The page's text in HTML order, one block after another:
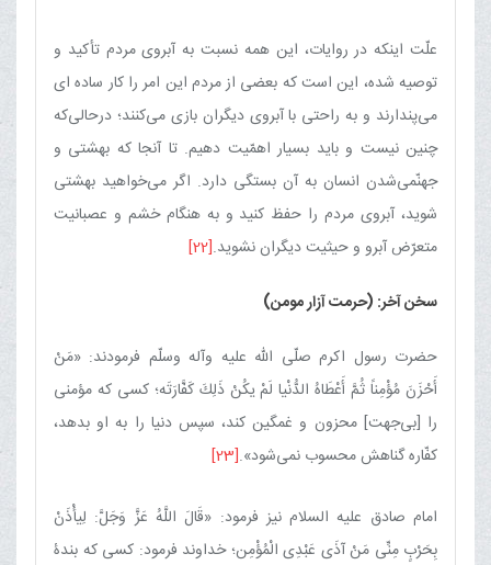
علّت اینكه در روایات، این همه نسبت به آبروی مردم تأكید و
توصیه شده، این است كه بعضی از مردم این امر را كار ساده ای
می‌پندارند و به راحتی با آبروی دیگران بازی می‌كنند؛ درحالی‌كه
چنین نیست و باید بسیار اهمّیت دهیم. تا آنجا كه بهشتی و
جهنّمی‌شدن انسان به آن بستگی دارد. اگر می‌خواهید بهشتی
شوید، آبروی مردم را حفظ كنید و به هنگام خشم و عصبانیت
متعرّض آبرو و حیثیت دیگران نشوید.[22]
سخن آخر: (حرمت آزار مومن)
حضرت رسول اكرم صلّی الله علیه وآله وسلّم فرمودند: «مَنْ
أَحْزَنَ مُؤْمِناً ثُمَّ أَعْطَاهُ الدُّنْیا لَمْ یكُنْ ذَلِكَ كَفَّارَتَه؛ كسی كه مؤمنی
را [بی‌جهت] محزون و غمگین كند، سپس دنیا را به او بدهد،
كفّاره گناهش محسوب نمی‌شود».[23]
امام صادق علیه السلام نیز فرمود: «قَالَ اللَّهُ عَزَّ وَجَلَّ: لِیأْذَنْ
بِحَرْبٍ مِنِّی مَنْ آذَی عَبْدِی الْمُؤْمِن؛ خداوند فرمود: كسی كه بندۀ